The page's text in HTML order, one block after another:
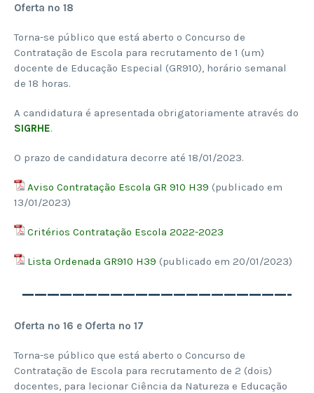
Oferta nº 18
Torna-se público que está aberto o Concurso de
Contratação de Escola para recrutamento de 1 (um)
docente de Educação Especial (GR910), horário semanal
de 18 horas.
A candidatura é apresentada obrigatoriamente através do
SIGRHE.
O prazo de candidatura decorre até 18/01/2023.
Aviso Contratação Escola GR 910 H39 (publicado em
13/01/2023)
Critérios Contratação Escola 2022-2023
Lista Ordenada GR910 H39 (publicado em 20/01/2023)
—————————————————————-
Oferta nº 16 e Oferta nº 17
Torna-se público que está aberto o Concurso de
Contratação de Escola para recrutamento de 2 (dois)
docentes, para lecionar Ciência da Natureza e Educação